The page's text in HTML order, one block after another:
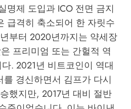
명제 도입과 ICO 전면 금지
급격히 축소되어 한 자릿수
부터 2020년까지는 약세장
프리미엄 또는 간헐적 역
. 2021년 비트코인이 역대
경신하면서 김프가 다시
했지만, 2017년 대비 절반